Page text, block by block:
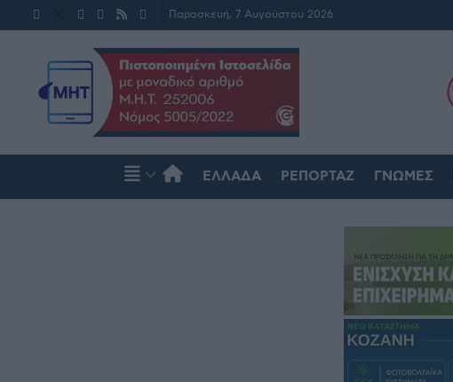
Παρασκευή, 7 Αυγούστου 2026
ΕΛΛΆΔΑ ΡΕΠΟΡΤΆΖ ΓΝΏΜΕΣ